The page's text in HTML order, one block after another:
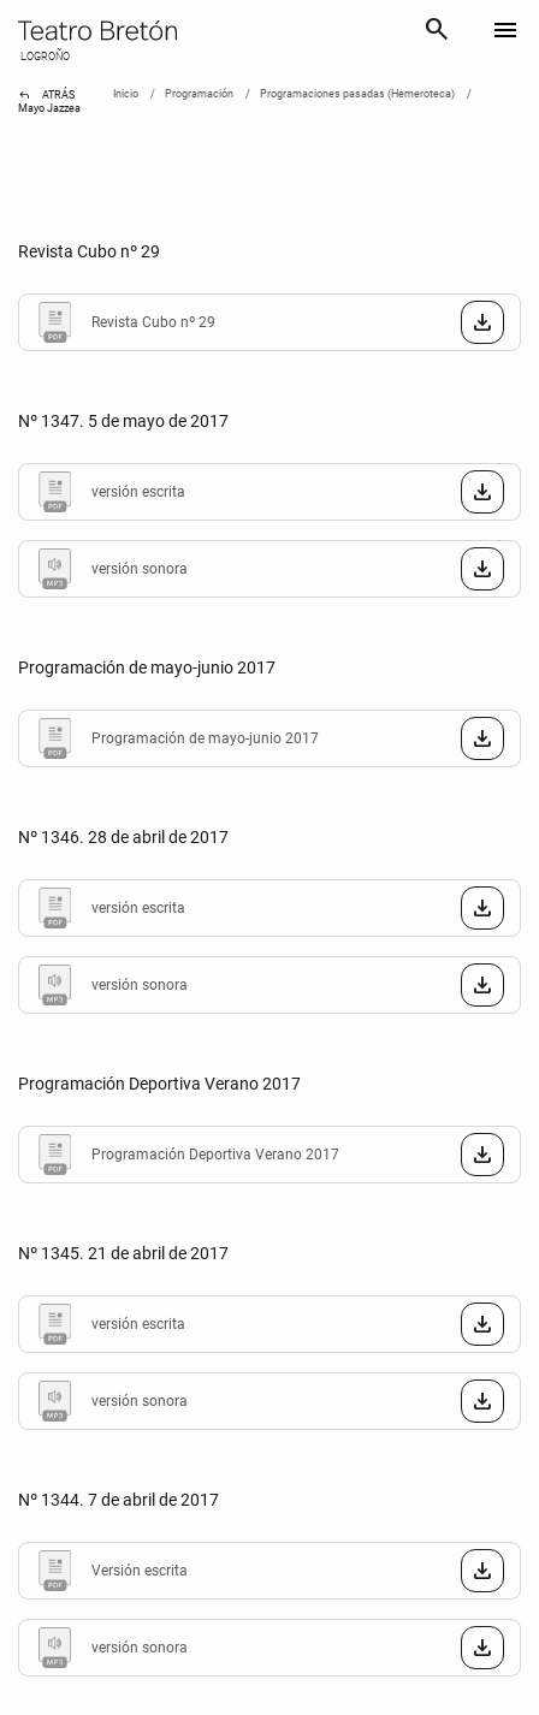
LOGROÑO
search menu
reply ATRÁS Inicio Programación
Programaciones pasadas (Hemeroteca)
Mayo Jazzea
Revista Cubo nº 29
Revista Cubo nº 29
Nº 1347. 5 de mayo de 2017
versión escrita
versión sonora
Programación de mayo-junio 2017
Programación de mayo-junio 2017
Nº 1346. 28 de abril de 2017
versión escrita
versión sonora
Programación Deportiva Verano 2017
Programación Deportiva Verano 2017
Nº 1345. 21 de abril de 2017
versión escrita
versión sonora
Nº 1344. 7 de abril de 2017
Versión escrita
versión sonora